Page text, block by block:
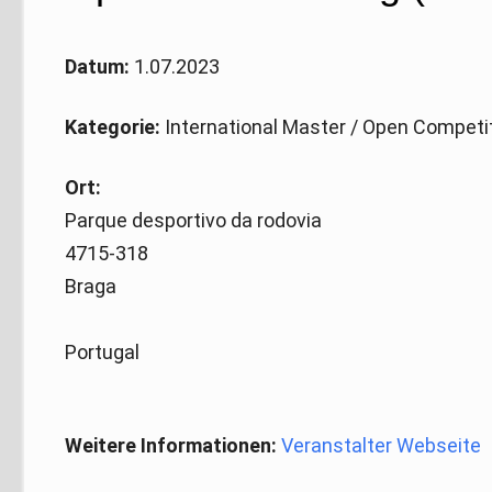
Datum: 1.07.2023
Kategorie: International Master / Open
Ort:
Parque desportivo da rodovia
4715-318
Braga
Portugal
Weitere Informationen: Veranstalter Webseite